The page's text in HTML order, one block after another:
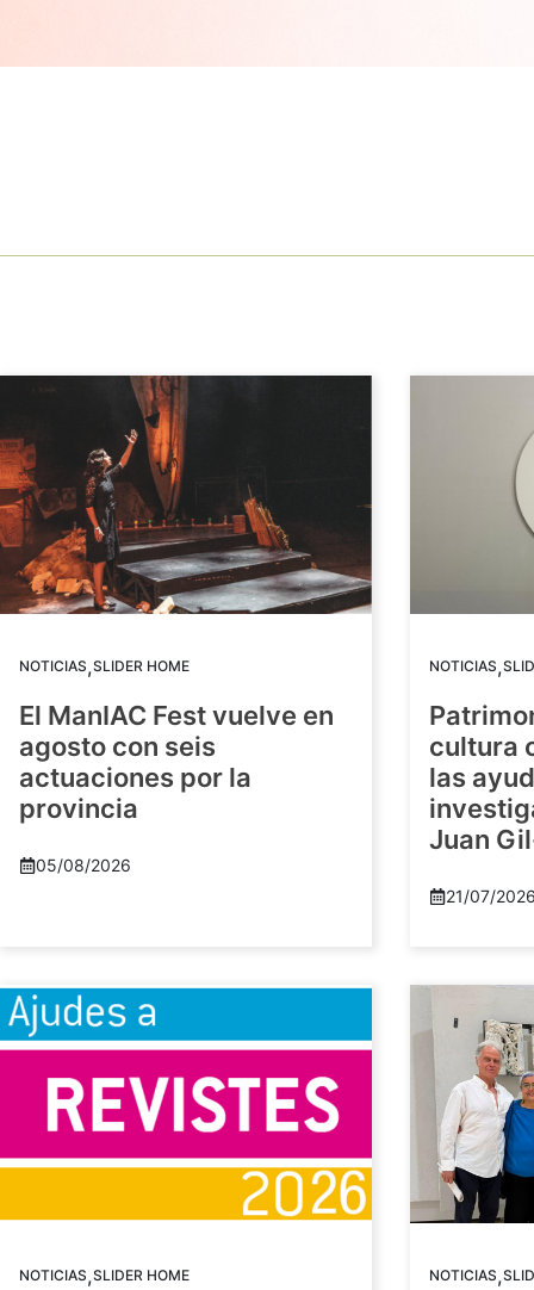
NOTICIAS,SLIDER HOME
El ManIAC Fest vuelve en
agosto con seis
actuaciones por la
provincia
05/08/2026
NOTICIAS,
cultura
las
Juan
21/07/
NOTICIAS,SLIDER HOME NOTICIAS,